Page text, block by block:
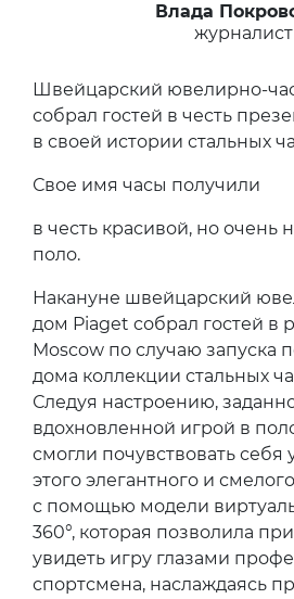
Влада
журналист
Швейцарский ювелирно-
собрал гостей в честь
в своей истории стальных
Свое имя часы получили
в честь красивой, но очень
поло.
Накануне швейцарский
дом Piaget cобрал гостей в
Moscow по случаю запуска
дома коллекции стальных
Следуя настроению,
вдохновленной игрой в
смогли почувствовать себя
этого элегантного и
с помощью модели
360°, которая позволила
увидеть игру глазами
спортсмена, наслаждаясь